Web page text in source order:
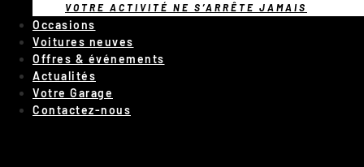
VOTRE ACTIVITÉ NE S’ARRÊTE JAMAIS
Occasions
Voitures neuves
Offres & événements
Actualités
Votre Garage
Contactez-nous